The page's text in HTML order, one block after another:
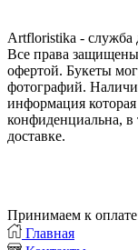
Artfloristika - служба
Все права
офертой. Букеты
фотографий.
информация которая
конфиденциальна, в
доставке.
Принимаем к
Главная